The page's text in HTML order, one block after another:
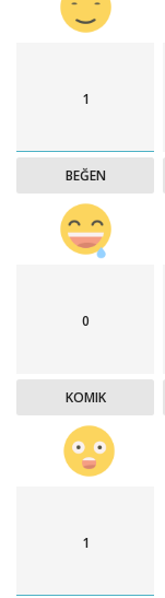
1
BEĞEN
0
KOMIK
1